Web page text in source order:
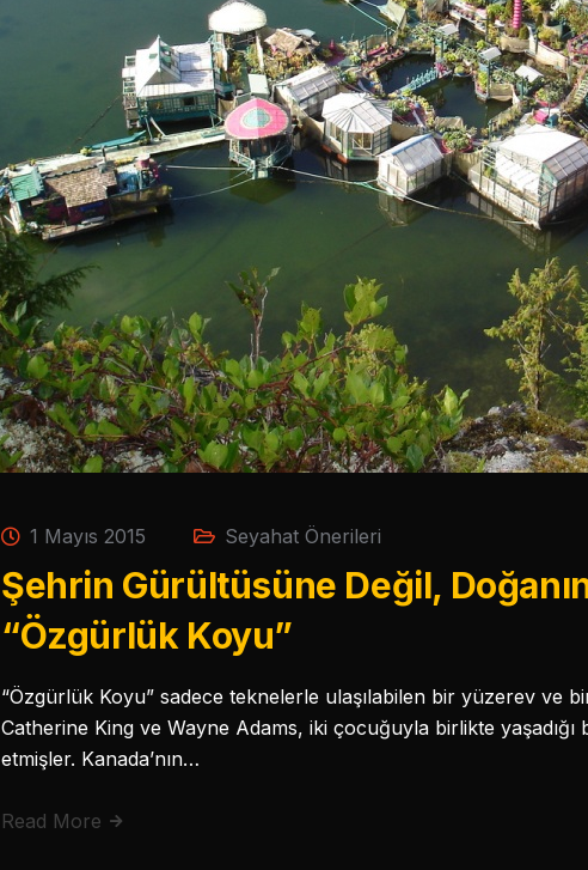
1 Mayıs 2015 Seyahat Önerileri
Şehrin Gürültüsüne Değil,
“Özgürlük Koyu”
“Özgürlük Koyu” sadece teknelerle ulaşılabilen bir yüzerev ve
Catherine King ve Wayne Adams, iki çocuğuyla birlikte
etmişler. Kanada’nın…
Read More